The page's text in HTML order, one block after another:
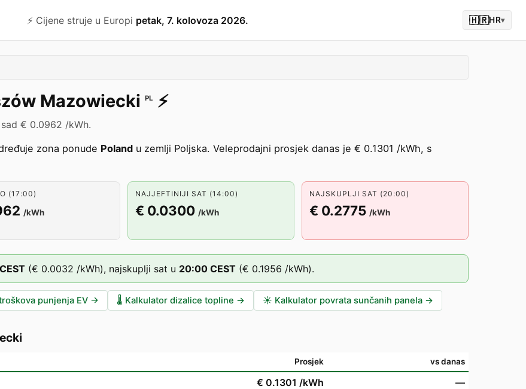
⚡️ Cijene struje u Europi petak, 7. kolovoza 2026. 🇭🇷HR▾
Mazowiecki PL ⚡️
€ 0.0962 /kWh.
zona ponude Poland u zemlji Poljska. Veleprodajni prosjek danas je € 0.1301 /kWh, s
(17:00)
/kWh
NAJJEFTINIJI SAT (14:00)
€ 0.0300 /kWh
NAJSKUPLJI SAT (20:00)
€ 0.2775 /kWh
CEST (€ 0.0032 /kWh), najskuplji sat u 20:00 CEST (€ 0.1956 /kWh).
punjenja EV → 🌡️ Kalkulator dizalice topline → ☀️ Kalkulator povrata sunčanih panela →
Prosjek vs danas
€ 0.1301 /kWh
—